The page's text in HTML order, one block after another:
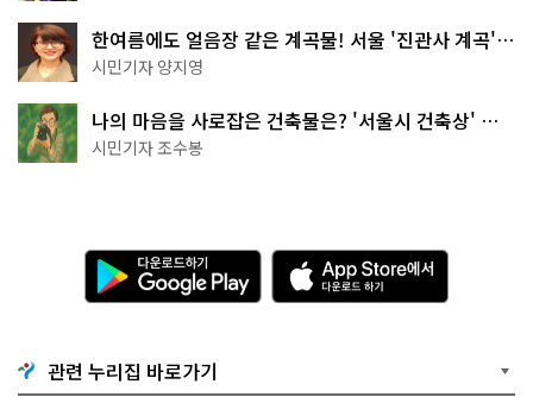
한여름에도 얼음장 같은 계곡물! 서울 '진관사 계곡'이
천국이네~
시민기자 양지영
나의 마음을 사로잡은 건축물은? '서울시 건축상' 수
상작 공개!
시민기자 조수봉
다
운
로
기
G
o
A
p
p
e
관련 누리집 바로가기